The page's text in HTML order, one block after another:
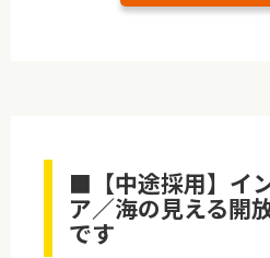
■【中途採用】イ
ア／海の見える開
です